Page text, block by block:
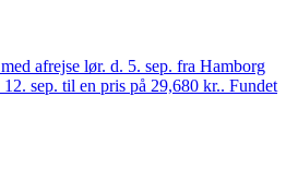
afrejse lør. d. 5. sep. fra Hamborg
sep. til en pris på 29,680 kr.. Fundet